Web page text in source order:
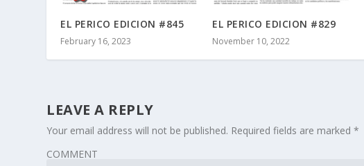
EL PERICO EDICION #845
February 16, 2023
EL PERICO EDICION #829
November 10, 2022
LEAVE A REPLY
Your email address will not be published. Required fields are marked*
COMMENT